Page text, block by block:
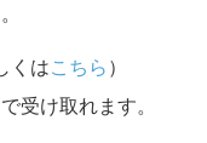
くはこちら ）
受け取れます。